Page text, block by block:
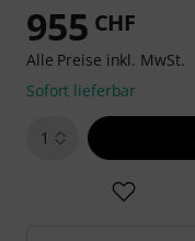
955 CHF
Alle Preise inkl. MwSt.
Sofort lieferbar
1